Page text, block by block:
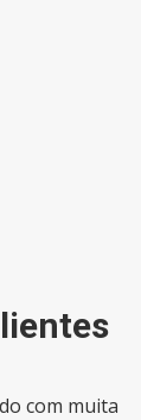
com muita